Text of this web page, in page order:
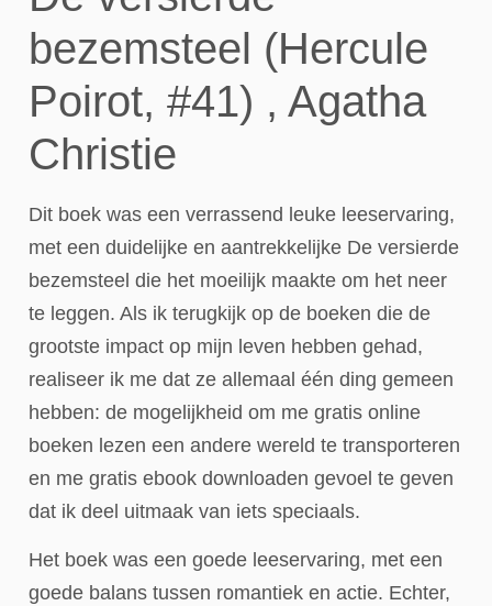
bezemsteel (Hercule
Poirot, #41) , Agatha
Christie
Dit boek was een verrassend leuke leeservaring,
met een duidelijke en aantrekkelijke De versierde
bezemsteel die het moeilijk maakte om het neer
te leggen. Als ik terugkijk op de boeken die de
grootste impact op mijn leven hebben gehad,
realiseer ik me dat ze allemaal één ding gemeen
hebben: de mogelijkheid om me gratis online
boeken lezen een andere wereld te transporteren
en me gratis ebook downloaden gevoel te geven
dat ik deel uitmaak van iets speciaals.
Het boek was een goede leeservaring, met een
goede balans tussen romantiek en actie. Echter,